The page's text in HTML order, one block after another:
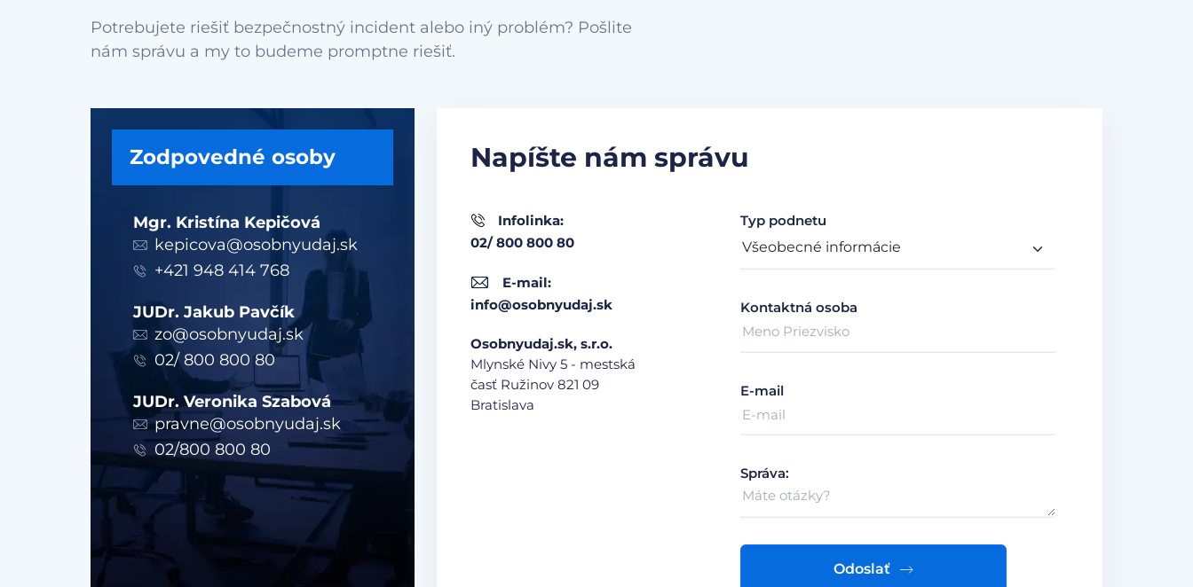
Potrebujete riešiť bezpečnostný incident alebo iný problém? Pošlite
Zodpovedné osoby
Mgr. Kristína Kepičová
kepicova@osobnyudaj.sk
+421 948 414 768
JUDr. Jakub Pavčík
zo@osobnyudaj.sk
02/ 800 800 80
JUDr. Veronika Szabová
pravne@osobnyudaj.sk
02/800 800 80
Napíšte nám správu
Infolinka:
02/ 800 800 80
E-mail:
info@osobnyudaj.sk
Osobnyudaj.sk, s.r.o.
Mlynské Nivy 5 - mestská
časť Ružinov 821 09
Bratislava
Typ podnetu
Kontaktná osoba
E-mail
Správa:
Odoslať